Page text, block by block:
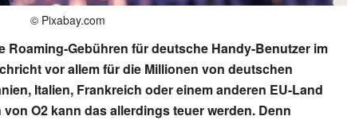
© Pixabay.com
Roaming-Gebühren für deutsche Handy-Benutzer im
vor allem für die Millionen von deutschen
Italien, Frankreich oder einem anderen EU-Land
O2 kann das allerdings teuer werden. Denn